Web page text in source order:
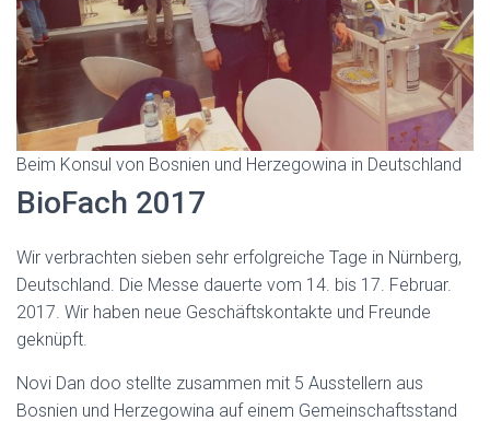
Beim Konsul von Bosnien und Herzegowina in Deutschland
BioFach 2017
Wir verbrachten sieben sehr erfolgreiche Tage in Nürnberg,
Deutschland. Die Messe dauerte vom 14. bis 17. Februar.
2017. Wir haben neue Geschäftskontakte und Freunde
geknüpft.
Novi Dan doo stellte zusammen mit 5 Ausstellern aus
Bosnien und Herzegowina auf einem Gemeinschaftsstand